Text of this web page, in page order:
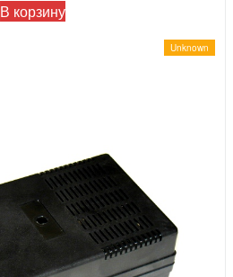
В корзину
Unknown